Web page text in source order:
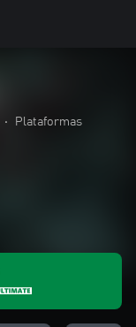
• Plataformas